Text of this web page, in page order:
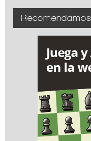
Recomendamos